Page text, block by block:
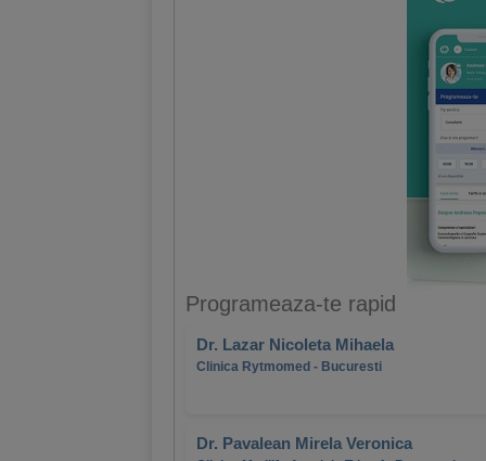
Programeaza-te rapid
Dr. Lazar Nicoleta Mihaela
Clinica Rytmomed - Bucuresti
Dr. Pavalean Mirela Veronica